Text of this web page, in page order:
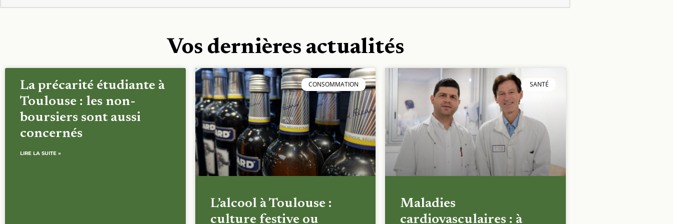
Vos dernières actualités
La précarité étudiante à
Toulouse : les non-
boursiers sont aussi
concernés
LIRE LA SUITE »
CONSOMMATION
L’alcool à Toulouse :
culture festive ou
SANTÉ
Maladies
cardiovasculaires : à